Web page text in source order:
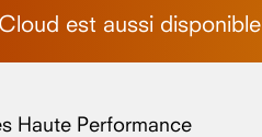
est aussi
Haute Performance